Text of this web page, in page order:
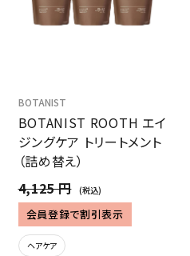
BOTANIST
BOTANIST ROOTH エイ
ジングケア トリートメント
（詰め替え）
4,125 円
(税込)
会員登録で割引表示
ヘアケア